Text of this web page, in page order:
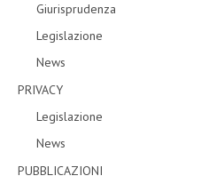
Giurisprudenza
Legislazione
News
PRIVACY
Legislazione
News
PUBBLICAZIONI